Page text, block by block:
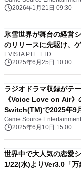
2026年1月21日 09:30
氷雪世界が舞台の経営
のリリースに先駆け、
EVISTA PTE. LTD.
2025年6月25日 10:00
ラジオドラマ収録がテ
《Voice Love on Air
Switch(TM)で2025年9
Game Source Entertainment
2025年6月10日 15:00
世界中で大人気の恋愛
1/22(水)よりVer3.0「